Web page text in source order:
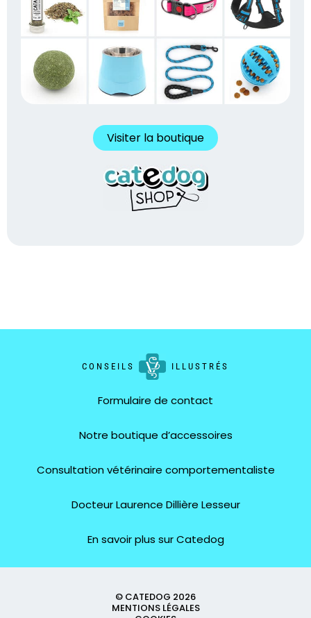
Visiter la boutique
CONSEILS ILLUSTRÉS
Formulaire de contact
Notre boutique d’accessoires
Consultation vétérinaire comportementaliste
Docteur Laurence Dillière Lesseur
En savoir plus sur Catedog
© CATEDOG 2026
MENTIONS LÉGALES